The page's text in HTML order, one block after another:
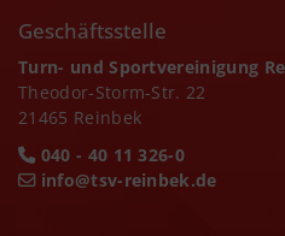
Geschäftsstelle
Turn- und Sportvereinigung
Theodor-Storm-Str. 22
21465 Reinbek
040 - 40 11 326-0
info@tsv-reinbek.de